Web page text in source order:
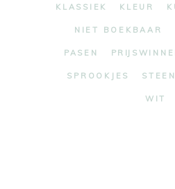
KLASSIEK KLEUR
NIET BOEKBAAR
PASEN
SPROOKJES STEEN
WIT